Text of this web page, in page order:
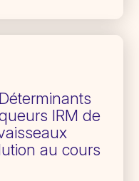
IRM de
au cours